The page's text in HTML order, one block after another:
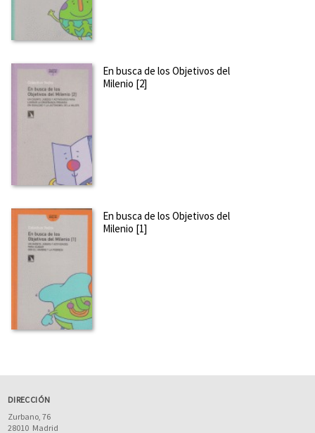
En busca de los Objetivos del
Milenio [2]
En busca de los Objetivos del
Milenio [1]
DIRECCIÓN
Zurbano, 76
28010 Madrid